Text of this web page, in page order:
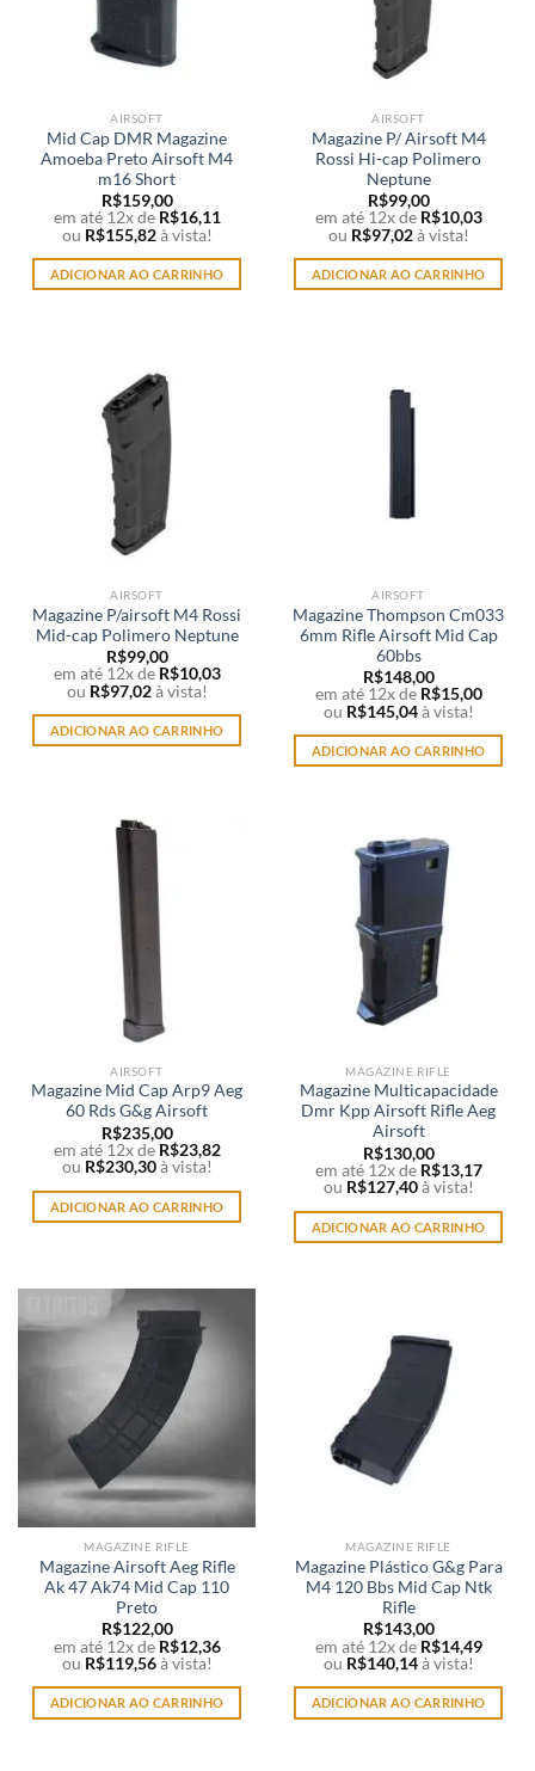
AIRSOFT
Mid Cap DMR Magazine
Amoeba Preto Airsoft M4
m16 Short
R$159,00
em até 12x de R$16,11
ou R$155,82 à vista!
ADICIONAR AO CARRINHO
AIRSOFT
Magazine P/ Airsoft M4
Rossi Hi-cap Polimero
Neptune
R$99,00
em até 12x de R$10,03
ou R$97,02 à vista!
ADICIONAR AO CARRINHO
AIRSOFT
Magazine P/airsoft M4 Rossi
Mid-cap Polimero Neptune
R$99,00
em até 12x de R$10,03
ou R$97,02 à vista!
ADICIONAR AO CARRINHO
AIRSOFT
Magazine Thompson Cm033
6mm Rifle Airsoft Mid Cap
60bbs
R$148,00
em até 12x de R$15,00
ou R$145,04 à vista!
ADICIONAR AO CARRINHO
AIRSOFT
Magazine Mid Cap Arp9 Aeg
60 Rds G&g Airsoft
R$235,00
em até 12x de R$23,82
ou R$230,30 à vista!
ADICIONAR AO CARRINHO
MAGAZINE RIFLE
Magazine Multicapacidade
Dmr Kpp Airsoft Rifle Aeg
Airsoft
R$130,00
em até 12x de R$13,17
ou R$127,40 à vista!
ADICIONAR AO CARRINHO
MAGAZINE RIFLE
Magazine Airsoft Aeg Rifle
Ak 47 Ak74 Mid Cap 110
Preto
R$122,00
em até 12x de R$12,36
ou R$119,56 à vista!
ADICIONAR AO CARRINHO
MAGAZINE RIFLE
Magazine Plástico G&g Para
M4 120 Bbs Mid Cap Ntk
Rifle
R$143,00
em até 12x de R$14,49
ou R$140,14 à vista!
ADICIONAR AO CARRINHO